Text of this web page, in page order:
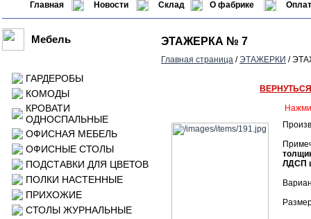
Главная Новости Склад О фабрике
Мебель
ГАРДЕРОБЫ
КОМОДЫ
КРОВАТИ
ОДНОСПАЛЬНЫЕ
ОФИСНАЯ МЕБЕЛЬ
ОФИСНЫЕ СТОЛЫ
ПОДСТАВКИ ДЛЯ ЦВЕТОВ
ПОЛКИ НАСТЕННЫЕ
ПРИХОЖИЕ
СТОЛЫ ЖУРНАЛЬНЫЕ
ЭТАЖЕРКА № 7
Главная страница /ЭТАЖЕРКИ /
ЛДСП